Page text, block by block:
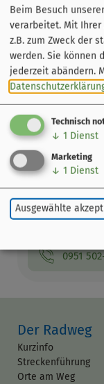
Dom St.
Domplatz 3
0951
Der Radweg
Kurzinfo
Streckenführung
Orte am Weg
Beim Besuch
verarbeitet. Mit Ihrer
z.B. zum Zweck der
werden. Sie können
jederzeit abändern.
Technisch
↓ 1 Dienst
Marketing
↓ 1 Dienst
Ausgewählte